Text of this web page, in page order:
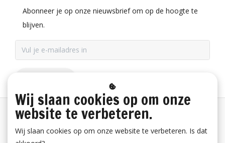
Abonneer je op onze nieuwsbrief om op de hoogte te
blijven.
Betaalinformatie
Wij slaan cookies op om onze
website te verbeteren.
Wij slaan cookies op om onze website te verbeteren. Is dat